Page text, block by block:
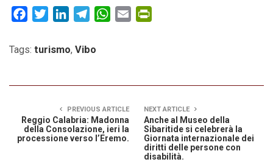
FacebookTwitterLinkedInTelegramWhatsApp
Email
Tags: turismo, Vibo
PREVIOUS ARTICLE
Reggio Calabria: Madonna
della Consolazione, ieri la
processione verso l’Eremo.
NEXT ARTICLE
Anche al Museo della
Sibaritide si celebrerà la
Giornata internazionale dei
diritti delle persone con
disabilità.